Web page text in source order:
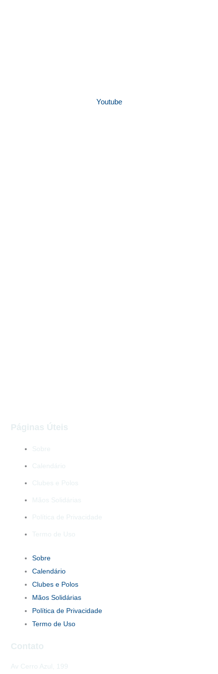
Youtube
Páginas Úteis
Sobre
Calendário
Clubes e Polos
Mãos Solidárias
Política de Privacidade
Termo de Uso
Sobre
Calendário
Clubes e Polos
Mãos Solidárias
Política de Privacidade
Termo de Uso
Contato
Av Cerro Azul, 199